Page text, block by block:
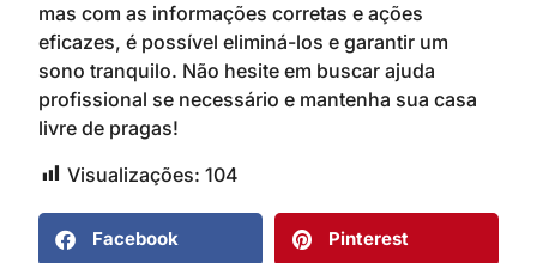
mas com as informações corretas e ações
eficazes, é possível eliminá-los e garantir um
sono tranquilo. Não hesite em buscar ajuda
profissional se necessário e mantenha sua casa
livre de pragas!
Visualizações: 104
Facebook Pinterest